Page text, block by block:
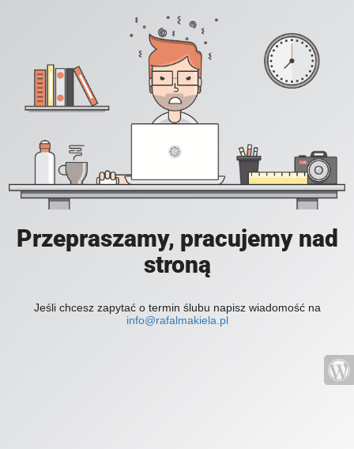
Przepraszamy, pracujemy nad
stroną
Jeśli chcesz zapytać o termin ślubu napisz wiadomość na
info@rafalmakiela.pl